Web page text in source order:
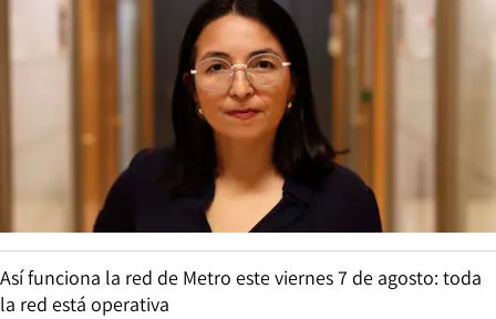
Así funciona la red de Metro este viernes 7 de agosto: toda
la red está operativa